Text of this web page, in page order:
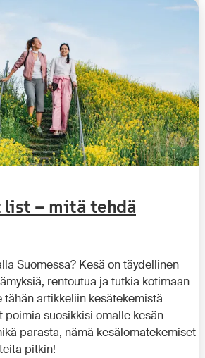
list – mitä tehdä
Suomessa? Kesä on täydellinen
rentoutua ja tutkia kotimaan
tähän artikkeliin kesätekemistä
poimia suosikkisi omalle kesän
parasta, nämä kesälomatekemiset
pitkin!